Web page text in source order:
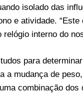
isolado das
e atividade.
interno do
para
a mudança de
combinação